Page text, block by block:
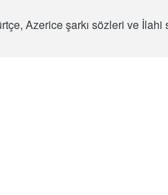
Azerice şarkı sözleri ve